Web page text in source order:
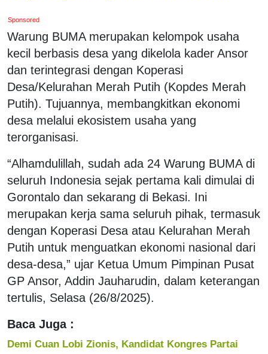
Sponsored
Warung BUMA merupakan kelompok usaha
kecil berbasis desa yang dikelola kader Ansor
dan terintegrasi dengan Koperasi
Desa/Kelurahan Merah Putih (Kopdes Merah
Putih). Tujuannya, membangkitkan ekonomi
desa melalui ekosistem usaha yang
terorganisasi.
“Alhamdulillah, sudah ada 24 Warung BUMA di
seluruh Indonesia sejak pertama kali dimulai di
Gorontalo dan sekarang di Bekasi. Ini
merupakan kerja sama seluruh pihak, termasuk
dengan Koperasi Desa atau Kelurahan Merah
Putih untuk menguatkan ekonomi nasional dari
desa-desa,” ujar Ketua Umum Pimpinan Pusat
GP Ansor, Addin Jauharudin, dalam keterangan
tertulis, Selasa (26/8/2025).
Baca Juga :
Demi Cuan Lobi Zionis, Kandidat Kongres Partai